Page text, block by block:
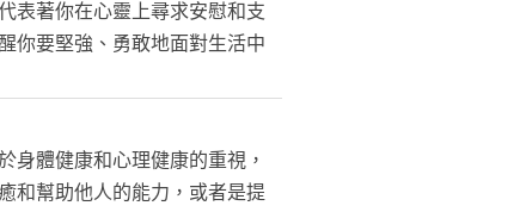
表著你在心靈上尋求安慰和支
你要堅強、勇敢地面對生活中
身體健康和心理健康的重視，
和幫助他人的能力，或者是提